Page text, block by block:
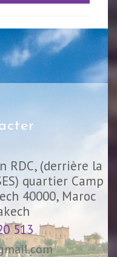
RDC, (derrière la
quartier Camp
40000, Maroc
513